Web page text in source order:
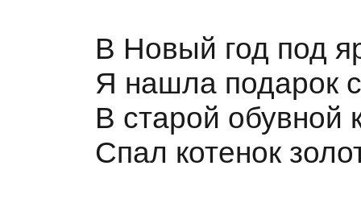
В Новый год под
Я нашла подарок
В старой обувной
Спал котенок